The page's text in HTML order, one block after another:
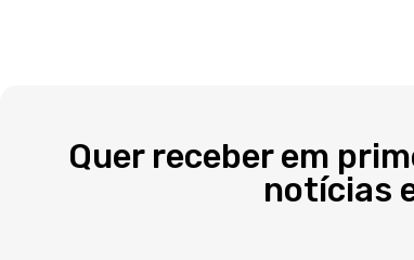
Quer receber em
notícias